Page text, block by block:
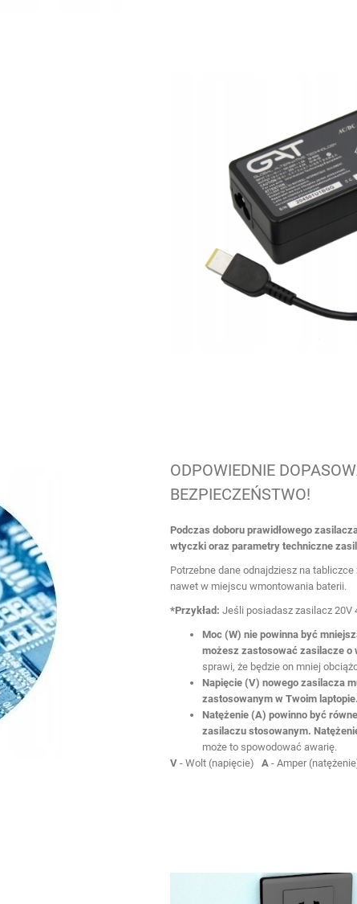
ODPOWIEDNIE
BEZPIECZEŃSTWO!
Podczas doboru prawidłowego
wtyczki oraz parametry techniczne
Potrzebne dane odnajdziesz na
nawet w miejscu wmontowania baterii.
*Przykład: Jeśli posiadasz zasilacz 20V
Moc (W) nie powinna być
możesz zastosować zasilacze o
sprawi, że będzie on mniej
Napięcie (V) nowego zasilacza
zastosowanym w Twoim laptopie.
Natężenie (A) powinno być
zasilaczu stosowanym.
może to spowodować awarię.
V- Wolt (napięcie) A- Amper